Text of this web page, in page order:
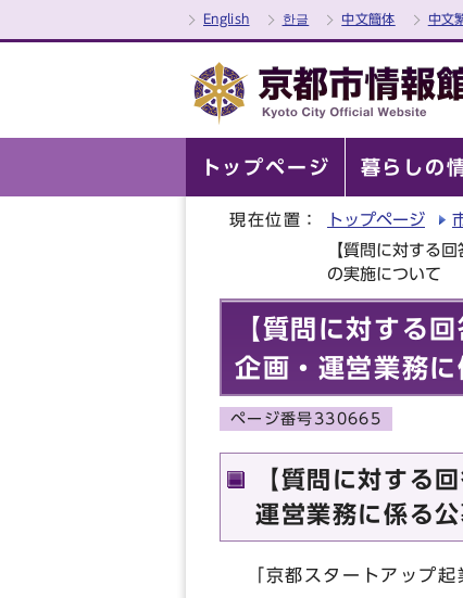
English 한글 中文簡体 中文
トップページ 暮らしの
現在位置： トップページ
【質問に対する
の実施について
【質問に対する
企画・運営業務
ページ番号330665
【質問に対する
運営業務に係る
「京都スタートアップ